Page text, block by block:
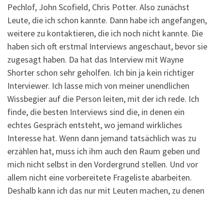
Pechlof, John Scofield, Chris Potter. Also zunächst
Leute, die ich schon kannte. Dann habe ich angefangen,
weitere zu kontaktieren, die ich noch nicht kannte. Die
haben sich oft erstmal Interviews angeschaut, bevor sie
zugesagt haben. Da hat das Interview mit Wayne
Shorter schon sehr geholfen. Ich bin ja kein richtiger
Interviewer. Ich lasse mich von meiner unendlichen
Wissbegier auf die Person leiten, mit der ich rede. Ich
finde, die besten Interviews sind die, in denen ein
echtes Gespräch entsteht, wo jemand wirkliches
Interesse hat. Wenn dann jemand tatsächlich was zu
erzählen hat, muss ich ihm auch den Raum geben und
mich nicht selbst in den Vordergrund stellen. Und vor
allem nicht eine vorbereitete Frageliste abarbeiten.
Deshalb kann ich das nur mit Leuten machen, zu denen